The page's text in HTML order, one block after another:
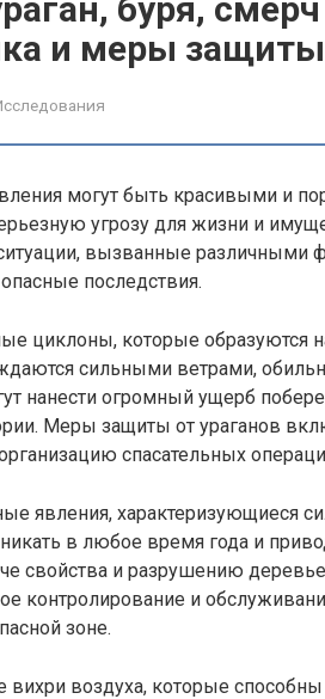
буря,
и меры защиты
могут быть красивыми и
угрозу для жизни и
вызванные различными
последствия.
циклоны, которые образуются
сильными ветрами,
нанести огромный ущерб
Меры защиты от ураганов
спасательных
явления, характеризующиеся
в любое время года и
свойства и разрушению
контролирование и
зоне.
воздуха, которые